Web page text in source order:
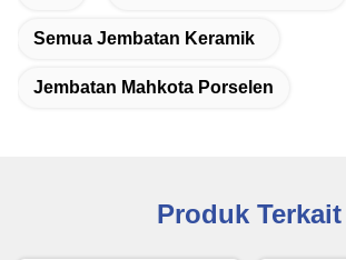
Semua Jembatan Keramik
Jembatan Mahkota Porselen
Produk Terkait